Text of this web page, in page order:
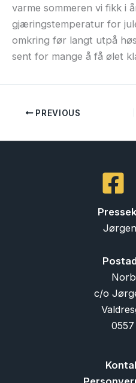
varme sommeren vi fikk i
gjæringstemperatur for
omkring før langt utpå
sent for mange å få ølet
PREVIOUS
c/o